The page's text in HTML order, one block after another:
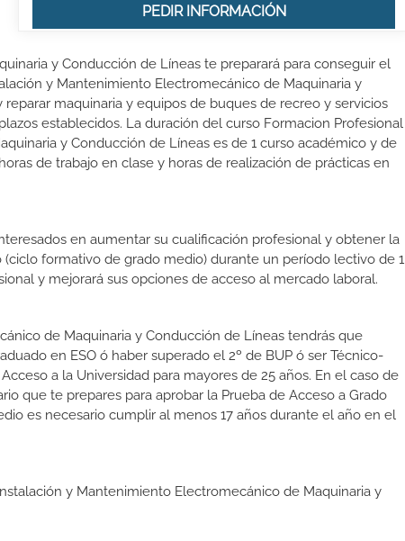
PEDIR INFORMACIÓN
y Conducción de Líneas te preparará para conseguir el
y Mantenimiento Electromecánico de Maquinaria y
maquinaria y equipos de buques de recreo y servicios
establecidos. La duración del curso Formacion Profesional
y Conducción de Líneas es de 1 curso académico y de
de trabajo en clase y horas de realización de prácticas en
en aumentar su cualificación profesional y obtener la
formativo de grado medio) durante un período lectivo de 1
y mejorará sus opciones de acceso al mercado laboral.
de Maquinaria y Conducción de Líneas tendrás que
en ESO ó haber superado el 2º de BUP ó ser Técnico-
a la Universidad para mayores de 25 años. En el caso de
que te prepares para aprobar la Prueba de Acceso a Grado
es necesario cumplir al menos 17 años durante el año en el
y Mantenimiento Electromecánico de Maquinaria y